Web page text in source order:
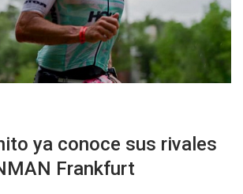
ya conoce sus rivales
Frankfurt